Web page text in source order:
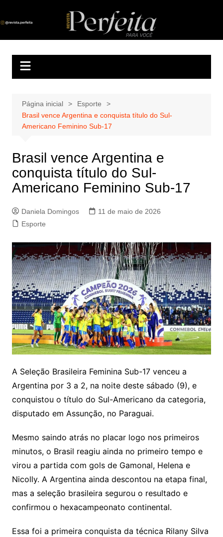
Revista Perfeita
A melhor revista eletrônica do interior de Sergipe
Página inicial
Esporte
Brasil vence Argentina e conquista título do Sul-
Americano Feminino Sub-17
Brasil vence Argentina e
conquista título do Sul-
Americano Feminino Sub-17
Daniela Domingos
11 de maio de 2026
Esporte
A Seleção Brasileira Feminina Sub-17 venceu a
Argentina por 3 a 2, na noite deste sábado (9), e
conquistou o título do Sul-Americano da categoria,
disputado em Assunção, no Paraguai.
Mesmo saindo atrás no placar logo nos primeiros
minutos, o Brasil reagiu ainda no primeiro tempo e
virou a partida com gols de Gamonal, Helena e
Nicolly. A Argentina ainda descontou na etapa final,
mas a seleção brasileira segurou o resultado e
confirmou o hexacampeonato continental.
Essa foi a primeira conquista da técnica Rilany Silva